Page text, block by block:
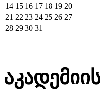
14 15 16 17 18 19 20
21 22 23 24 25 26 27
28 29 30 31